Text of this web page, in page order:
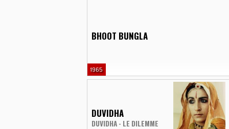
BHOOT BUNGLA
1965
DUVIDHA
DUVIDHA - LE DILEMME